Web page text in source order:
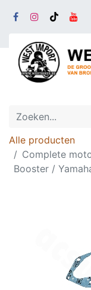
Alle producten
Complete
Booster /